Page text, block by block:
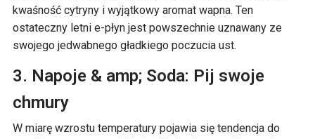
kwaśność cytryny i wyjątkowy aromat wapna. Ten
ostateczny letni e-płyn jest powszechnie uznawany ze
swojego jedwabnego gładkiego poczucia ust.
3. Napoje & amp; Soda: Pij swoje
chmury
W miarę wzrostu temperatury pojawia się tendencja do